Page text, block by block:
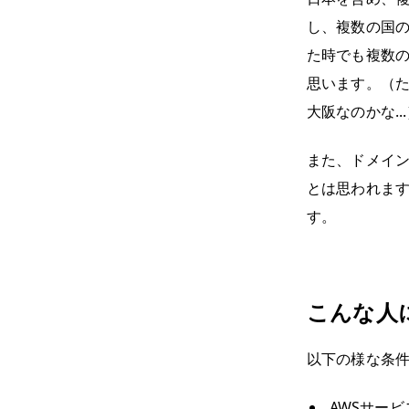
し、複数の国
た時でも複数
思います。（
大阪なのかな
また、ドメイ
とは思われま
す。
こんな人
以下の様な条